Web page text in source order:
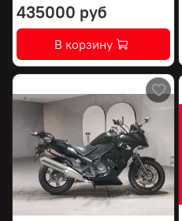
435000 руб
В корзину